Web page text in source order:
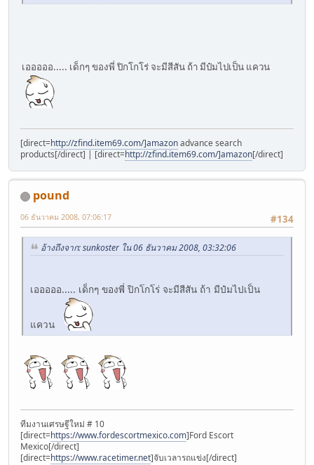
เอออออ..... เด็กๆ ของพี่ ปิกโกโร่ จะมีสีสัน ถ้า มีป๋มไปเป็น แควน
[direct=http://zfind.item69.com/]amazonadvance search
products[/direct] | [direct=http://zfind.item69.com/]amazon[/direct]
pound
#134
06 ธันวาคม 2008, 07:06:17
อ้างถึงจาก: sunkoster ใน 06 ธันวาคม 2008, 03:32:06
เอออออ..... เด็กๆ ของพี่ ปิกโกโร่ จะมีสีสัน ถ้า มีป๋มไปเป็น
แควน
ทีมงานเศรษฐีใหม่ # 10
[direct=https://www.fordescortmexico.com]Ford Escort
Mexico[/direct]
[direct=https://www.racetimer.net]จับเวลารถแข่ง[/direct]